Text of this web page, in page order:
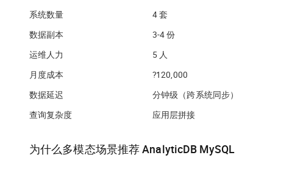
系统数量 4 套
数据副本 3-4 份
运维人力 5 人
月度成本 ?120,000
数据延迟 分钟级（跨系统同步）
查询复杂度 应用层拼接
为什么多模态场景推荐 AnalyticDB MySQL